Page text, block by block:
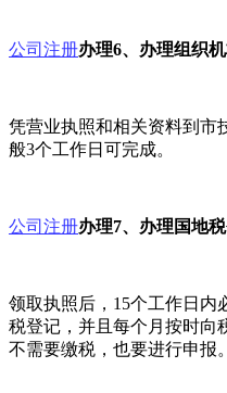
公司注册办理6、办理组织
凭营业执照和相关资料到市
般3个工作日可完成。
公司注册办理7、办理国地
领取执照后，15个工作日内
税登记，并且每个月按时向
不需要缴税，也要进行申报。